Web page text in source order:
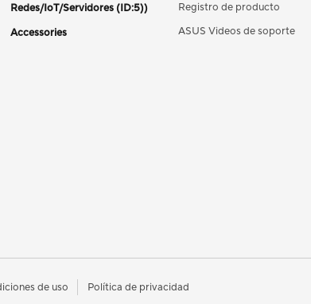
Redes/IoT/Servidores (ID:5))
Accessories
Registro de producto
ASUS Videos de soporte
de uso Política de privacidad